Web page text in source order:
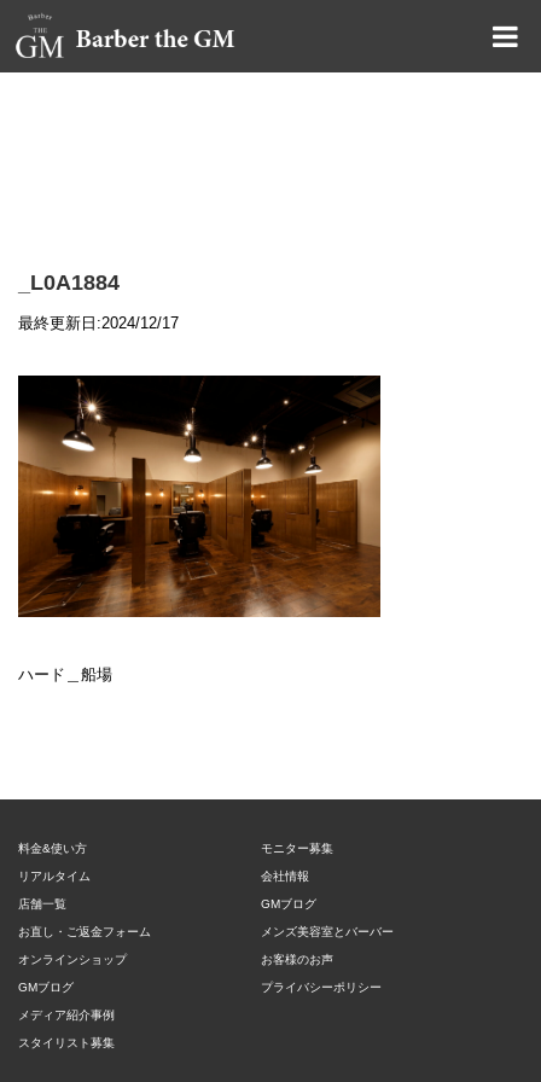
_L0A1884
最終更新日:2024/12/17
ハード＿船場
料金&使い方
リアルタイム
店舗一覧
お直し・ご返金フォーム
オンラインショップ
GMブログ
メディア紹介事例
スタイリスト募集
モニター募集
会社情報
GMブログ
メンズ美容室とバーバー
お客様のお声
プライバシーポリシー